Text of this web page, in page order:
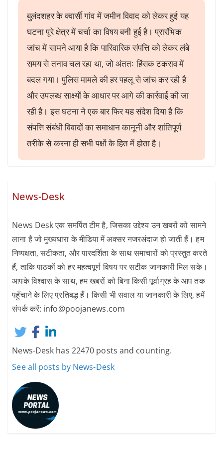
बुलंदशहर के क्वार्सी गांव में जमीन विवाद को लेकर हुई यह
घटना पूरे क्षेत्र में चर्चा का विषय बनी हुई है। प्रारंभिक
जांच में सामने आया है कि पारिवारिक संपत्ति को लेकर लंबे
समय से तनाव चल रहा था, जो अंततः हिंसक टकराव में
बदल गया। पुलिस मामले की हर पहलू से जांच कर रही है
और उपलब्ध साक्ष्यों के आधार पर आगे की कार्रवाई की जा
रही है। इस घटना ने एक बार फिर यह संदेश दिया है कि
संपत्ति संबंधी विवादों का समाधान कानूनी और शांतिपूर्ण
तरीके से करना ही सभी पक्षों के हित में होता है।
News-Desk
News Desk एक समर्पित टीम है, जिसका उद्देश्य उन खबरों को सामने
लाना है जो मुख्यधारा के मीडिया में अक्सर नजरअंदाज हो जाती हैं। हम
निष्पक्षता, सटीकता, और पारदर्शिता के साथ समाचारों को प्रस्तुत करते
हैं, ताकि पाठकों को हर महत्वपूर्ण विषय पर सटीक जानकारी मिल सके।
आपके विश्वास के साथ, हम खबरों को बिना किसी पूर्वाग्रह के आप तक
पहुँचाने के लिए प्रतिबद्ध हैं। किसी भी सवाल या जानकारी के लिए, हमें
संपर्क करें: info@poojanews.com
News-Desk has 22470 posts and counting.
See all posts by News-Desk